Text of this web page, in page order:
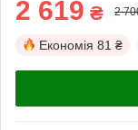
2 619 ₴ 2
Економія 81 ₴